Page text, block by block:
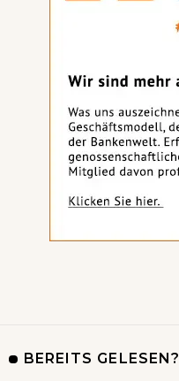
BEREITS GELESEN?